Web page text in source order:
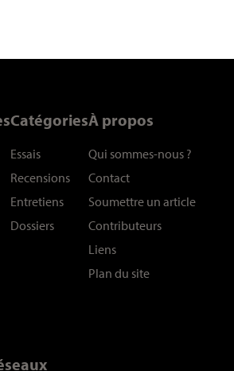
Catégories
Essais
Recensions
Entretiens
Dossiers
À propos
Qui sommes-nous ?
Contact
Soumettre un article
Contributeurs
Liens
Plan du site